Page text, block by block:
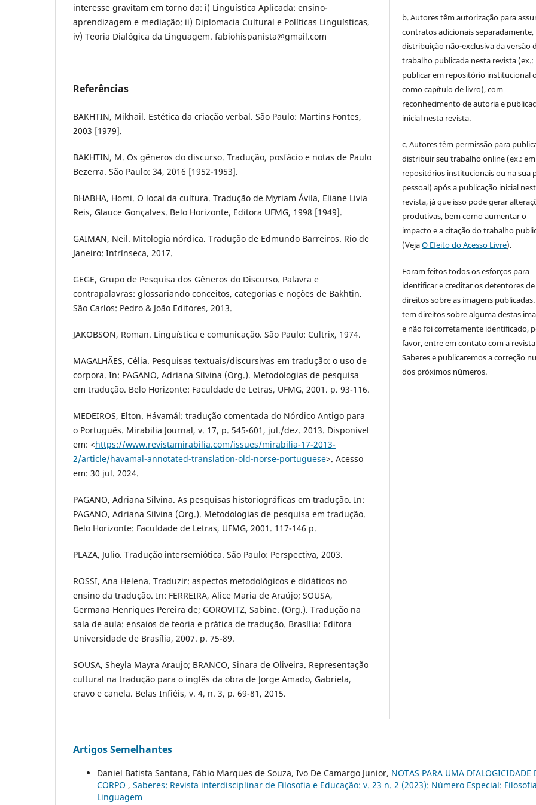
interesse gravitam em torno da: i) Linguística Aplicada: ensino-
aprendizagem e mediação; ii) Diplomacia Cultural e Políticas Linguísticas,
iv) Teoria Dialógica da Linguagem. fabiohispanista@gmail.com
Referências
BAKHTIN, Mikhail. Estética da criação verbal. São Paulo: Martins Fontes,
2003 [1979].
BAKHTIN, M. Os gêneros do discurso. Tradução, posfácio e notas de Paulo
Bezerra. São Paulo: 34, 2016 [1952-1953].
BHABHA, Homi. O local da cultura. Tradução de Myriam Ávila, Eliane Livia
Reis, Glauce Gonçalves. Belo Horizonte, Editora UFMG, 1998 [1949].
GAIMAN, Neil. Mitologia nórdica. Tradução de Edmundo Barreiros. Rio de
Janeiro: Intrínseca, 2017.
GEGE, Grupo de Pesquisa dos Gêneros do Discurso. Palavra e
contrapalavras: glossariando conceitos, categorias e noções de Bakhtin.
São Carlos: Pedro & João Editores, 2013.
JAKOBSON, Roman. Linguística e comunicação. São Paulo: Cultrix, 1974.
MAGALHÃES, Célia. Pesquisas textuais/discursivas em tradução: o uso de
corpora. In: PAGANO, Adriana Silvina (Org.). Metodologias de pesquisa
em tradução. Belo Horizonte: Faculdade de Letras, UFMG, 2001. p. 93-116.
MEDEIROS, Elton. Hávamál: tradução comentada do Nórdico Antigo para
o Português. Mirabilia Journal, v. 17, p. 545-601, jul./dez. 2013. Disponível
em: <https://www.revistamirabilia.com/issues/mirabilia-17-2013-
2/article/havamal-annotated-translation-old-norse-portuguese>. Acesso
em: 30 jul. 2024.
PAGANO, Adriana Silvina. As pesquisas historiográficas em tradução. In:
PAGANO, Adriana Silvina (Org.). Metodologias de pesquisa em tradução.
Belo Horizonte: Faculdade de Letras, UFMG, 2001. 117-146 p.
PLAZA, Julio. Tradução intersemiótica. São Paulo: Perspectiva, 2003.
ROSSI, Ana Helena. Traduzir: aspectos metodológicos e didáticos no
ensino da tradução. In: FERREIRA, Alice Maria de Araújo; SOUSA,
Germana Henriques Pereira de; GOROVITZ, Sabine. (Org.). Tradução na
sala de aula: ensaios de teoria e prática de tradução. Brasília: Editora
Universidade de Brasília, 2007. p. 75-89.
SOUSA, Sheyla Mayra Araujo; BRANCO, Sinara de Oliveira. Representação
cultural na tradução para o inglês da obra de Jorge Amado, Gabriela,
cravo e canela. Belas Infiéis, v. 4, n. 3, p. 69-81, 2015.
b. Autores têm autorização para
contratos adicionais separadamente,
distribuição não-exclusiva da versão
trabalho publicada nesta revista (ex.:
publicar em repositório institucional
como capítulo de livro), com
reconhecimento de autoria e
inicial nesta revista.
c. Autores têm permissão para
distribuir seu trabalho online (ex.: em
repositórios institucionais ou na sua
pessoal) após a publicação inicial
revista, já que isso pode gerar
produtivas, bem como aumentar o
impacto e a citação do trabalho
(VejaO Efeito do Acesso Livre).
Foram feitos todos os esforços para
identificar e creditar os detentores de
direitos sobre as imagens publicadas.
tem direitos sobre alguma destas
e não foi corretamente identificado,
favor, entre em contato com a revista
Saberes e publicaremos a correção
dos próximos números.
Artigos Semelhantes
Daniel Batista Santana, Fábio Marques de Souza, Ivo De Camargo Junior, NOTAS PARA UMA DIALOGICIDADE
CORPO , Saberes: Revista interdisciplinar de Filosofia e Educação: v. 23 n. 2 (2023): Número Especial:
Linguagem